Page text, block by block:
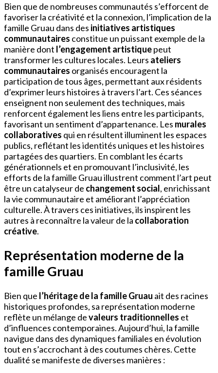
Bien que de nombreuses communautés s’efforcent de
favoriser la créativité et la connexion, l’implication de la
famille Gruau dans des initiatives artistiques
communautaires constitue un puissant exemple de la
manière dont l’engagement artistiquepeut
transformer les cultures locales. Leurs ateliers
communautaires organisés encouragent la
participation de tous âges, permettant aux résidents
d’exprimer leurs histoires à travers l’art. Ces séances
enseignent non seulement des techniques, mais
renforcent également les liens entre les participants,
favorisant un sentiment d’appartenance. Les murales
collaboratives qui en résultent illuminent les espaces
publics, reflétant les identités uniques et les histoires
partagées des quartiers. En comblant les écarts
générationnels et en promouvant l’inclusivité, les
efforts de la famille Gruau illustrent comment l’art peut
être un catalyseur de changement social, enrichissant
la vie communautaire et améliorant l’appréciation
culturelle. À travers ces initiatives, ils inspirent les
autres à reconnaître la valeur de la collaboration
créative.
Représentation moderne de la
famille Gruau
Bien que l’héritage de la famille Gruau ait des racines
historiques profondes, sa représentation moderne
reflète un mélange devaleurs traditionnelles et
d’influences contemporaines. Aujourd’hui, la famille
navigue dans des dynamiques familiales en évolution
tout en s’accrochant à des coutumes chères. Cette
dualité se manifeste de diverses manières :